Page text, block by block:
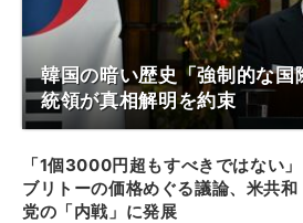
韓国の暗い歴史「強制的な国
統領が真相解明を約束
「1個3000円超もすべきではない」
ブリトーの価格めぐる議論、米共和
党の「内戦」に発展